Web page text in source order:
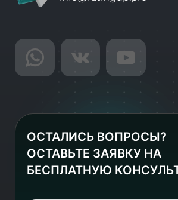
ОСТАЛИСЬ ВОПРОСЫ?
ОСТАВЬТЕ ЗАЯВКУ НА
БЕСПЛАТНУЮ